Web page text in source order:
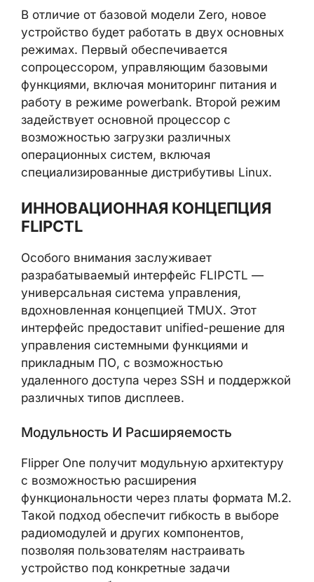
В отличие от базовой модели Zero, новое
устройство будет работать в двух основных
режимах. Первый обеспечивается
сопроцессором, управляющим базовыми
функциями, включая мониторинг питания и
работу в режиме powerbank. Второй режим
задействует основной процессор с
возможностью загрузки различных
операционных систем, включая
специализированные дистрибутивы Linux.
ИННОВАЦИОННАЯ КОНЦЕПЦИЯ
FLIPCTL
Особого внимания заслуживает
разрабатываемый интерфейс FLIPCTL —
универсальная система управления,
вдохновленная концепцией TMUX. Этот
интерфейс предоставит unified-решение для
управления системными функциями и
прикладным ПО, с возможностью
удаленного доступа через SSH и поддержкой
различных типов дисплеев.
Модульность И Расширяемость
Flipper One получит модульную архитектуру
с возможностью расширения
функциональности через платы формата M.2.
Такой подход обеспечит гибкость в выборе
радиомодулей и других компонентов,
позволяя пользователям настраивать
устройство под конкретные задачи